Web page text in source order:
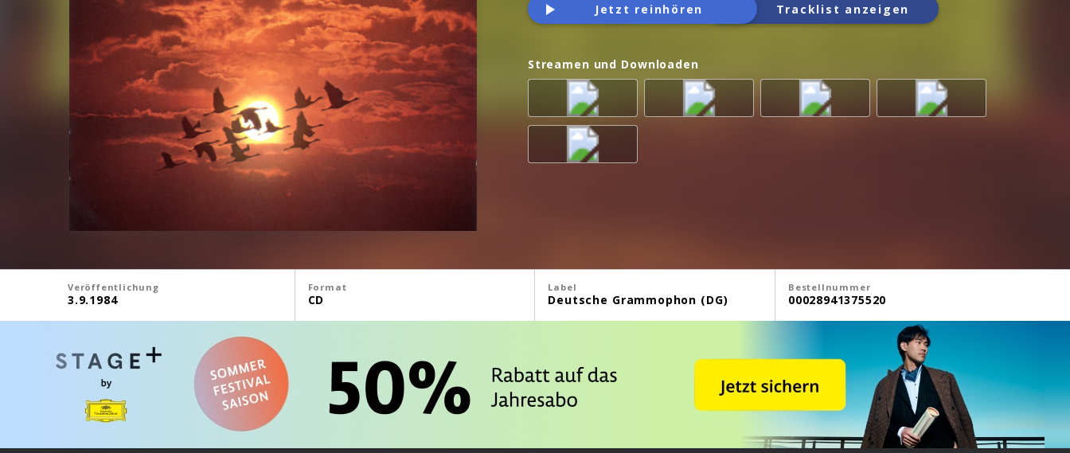
Jetzt reinhören Tracklist anzeigen
Streamen und Downloaden
Veröffentlichung
3.9.1984
Format
CD
Label
Deutsche Grammophon (DG)
Bestellnummer
00028941375520